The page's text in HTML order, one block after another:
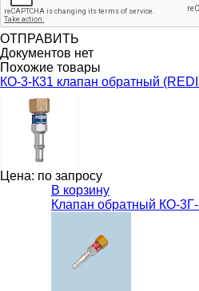
ОТПРАВИТЬ
Документов нет
Похожие товары
КО-3-К31 клапан обратный
Цена: по запросу
В корзину
Клапан обратный КО-